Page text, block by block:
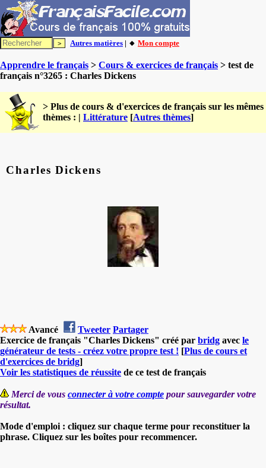
Autres matières | 🔸 Mon compte
Apprendre le français > Cours & exercices de français > test de
français n°3265 : Charles Dickens
> Plus de cours & d'exercices de français sur les mêmes
thèmes : | Littérature [Autres thèmes]
Charles Dickens
Avancé Tweeter Partager
Exercice de français "Charles Dickens" créé par bridg avec le
générateur de tests - créez votre propre test ! [Plus de cours et
d'exercices de bridg]
Voir les statistiques de réussite de ce test de français
Merci de vous connecter à votre compte pour sauvegarder votre
résultat.
Mode d'emploi : cliquez sur chaque terme pour reconstituer la
phrase. Cliquez sur les boîtes pour recommencer.